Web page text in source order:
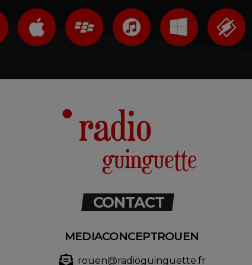
CONTACT
MEDIACONCEPTROUEN
rouen@radioguinguette.fr